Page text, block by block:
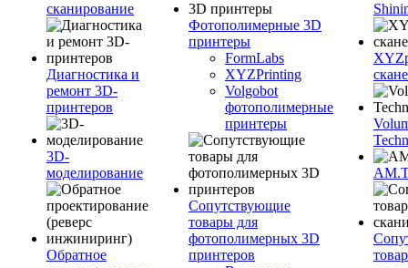
сканирование
Диагностика и
ремонт 3D-
принтеров
3D-
моделирование
Обратное
Фотополимерные 3D
принтеры
FormLabs
XYZPrinting
Volgobot
фотополимерные
принтеры
Сопутствующие
товары для
фотополимерных 3D
принтеров